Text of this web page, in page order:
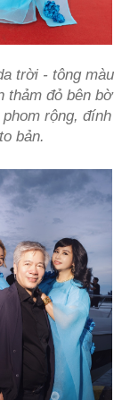
trời - tông màu
thảm đỏ bên bờ
rộng, đính
bản.